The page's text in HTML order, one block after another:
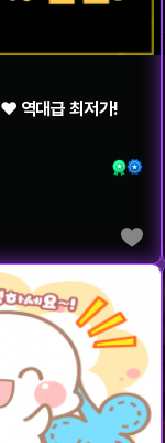
역대급 최저가!